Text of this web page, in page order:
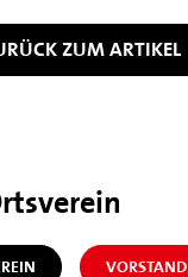
ZUM ARTIKEL
VORSTAND